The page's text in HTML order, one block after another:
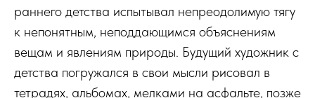
раннего детства испытывал непреодолимую тягу
к непонятным, неподдающимся объяснениям
вещам и явлениям природы. Будущий художник с
детства погружался в свои мысли рисовал в
тетрадях, альбомах, мелками на асфальте, позже